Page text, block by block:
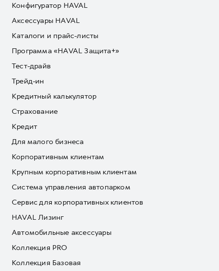
Конфигуратор HAVAL
Аксессуары HAVAL
Каталоги и прайс-листы
Программа «HAVAL Защита+»
Тест-драйв
Трейд-ин
Кредитный калькулятор
Страхование
Кредит
Для малого бизнеса
Корпоративным клиентам
Крупным корпоративным клиентам
Система управления автопарком
Сервис для корпоративных клиентов
HAVAL Лизинг
Автомобильные аксессуары
Коллекция PRO
Коллекция Базовая